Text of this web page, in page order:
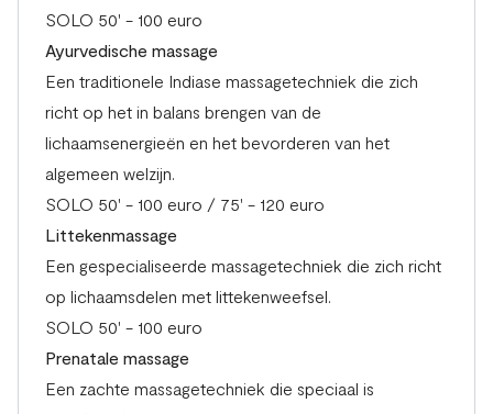
SOLO 50' - 100 euro
Ayurvedische massage
Een traditionele Indiase massagetechniek die zich
richt op het in balans brengen van de
lichaamsenergieën en het bevorderen van het
algemeen welzijn.
SOLO 50' - 100 euro / 75' - 120 euro
Littekenmassage
Een gespecialiseerde massagetechniek die zich richt
op lichaamsdelen met littekenweefsel.
SOLO 50' - 100 euro
Prenatale massage
Een zachte massagetechniek die speciaal is